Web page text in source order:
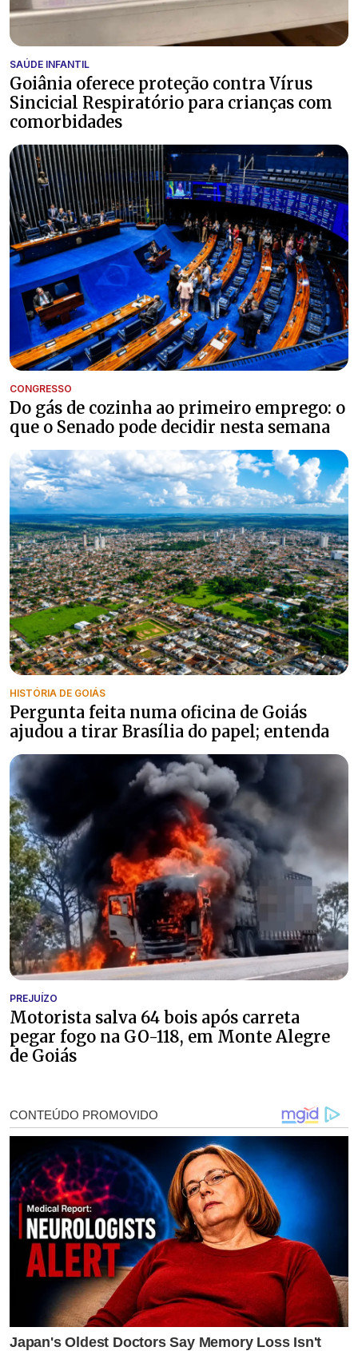
SAÚDE INFANTIL
Goiânia oferece proteção contra Vírus
Sincicial Respiratório para crianças com
comorbidades
CONGRESSO
Do gás de cozinha ao primeiro emprego: o
que o Senado pode decidir nesta semana
HISTÓRIA DE GOIÁS
Pergunta feita numa oficina de Goiás
ajudou a tirar Brasília do papel; entenda
PREJUÍZO
Motorista salva 64 bois após carreta
pegar fogo na GO-118, em Monte Alegre
de Goiás